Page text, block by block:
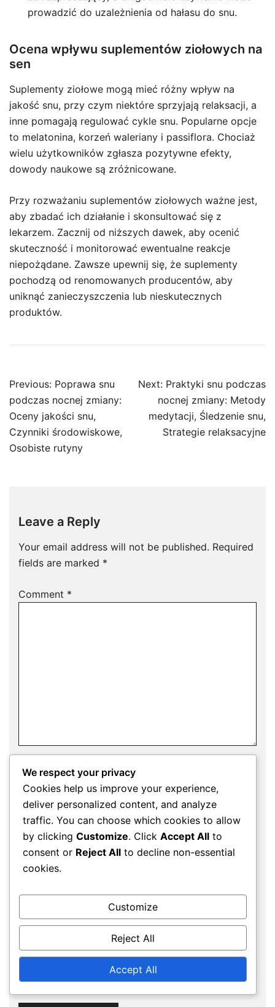
prowadzić do uzależnienia od hałasu do snu.
Ocena wpływu suplementów ziołowych na
sen
Suplementy ziołowe mogą mieć różny wpływ na
jakość snu, przy czym niektóre sprzyjają relaksacji, a
inne pomagają regulować cykle snu. Popularne opcje
to melatonina, korzeń waleriany i passiflora. Chociaż
wielu użytkowników zgłasza pozytywne efekty,
dowody naukowe są zróżnicowane.
Przy rozważaniu suplementów ziołowych ważne jest,
aby zbadać ich działanie i skonsultować się z
lekarzem. Zacznij od niższych dawek, aby ocenić
skuteczność i monitorować ewentualne reakcje
niepożądane. Zawsze upewnij się, że suplementy
pochodzą od renomowanych producentów, aby
uniknąć zanieczyszczenia lub nieskutecznych
produktów.
Post
navigation
Previous: Poprawa snu
podczas nocnej zmiany:
Oceny jakości snu,
Czynniki środowiskowe,
Osobiste rutyny
Next: Praktyki snu podczas
nocnej zmiany: Metody
medytacji, Śledzenie snu,
Strategie relaksacyjne
Leave a Reply
Your email address will not be published. Required
fields are marked *
Comment *
Name*
Email*
Website
Save my name, email, and website in this
browser for the next time I comment.
We respect your privacy
Cookies help us improve your experience,
deliver personalized content, and analyze
traffic. You can choose which cookies to allow
by clicking Customize. Click Accept All to
consent or Reject All to decline non-essential
cookies.
Customize
Reject All
Accept All